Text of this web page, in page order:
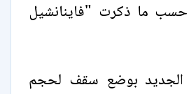
حسب ما ذكرت "فاينانشيل
الجديد بوضع سقف لحجم